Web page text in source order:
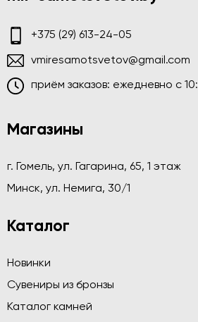
+375 (29) 613-24-05
vmiresamotsvetov@gmail.com
приём заказов: ежедневно c
Магазины
г. Гомель, ул. Гагарина, 65, 1 этаж
Минск, ул. Немига, 30/1
Каталог
Новинки
Сувениры из бронзы
Каталог камней